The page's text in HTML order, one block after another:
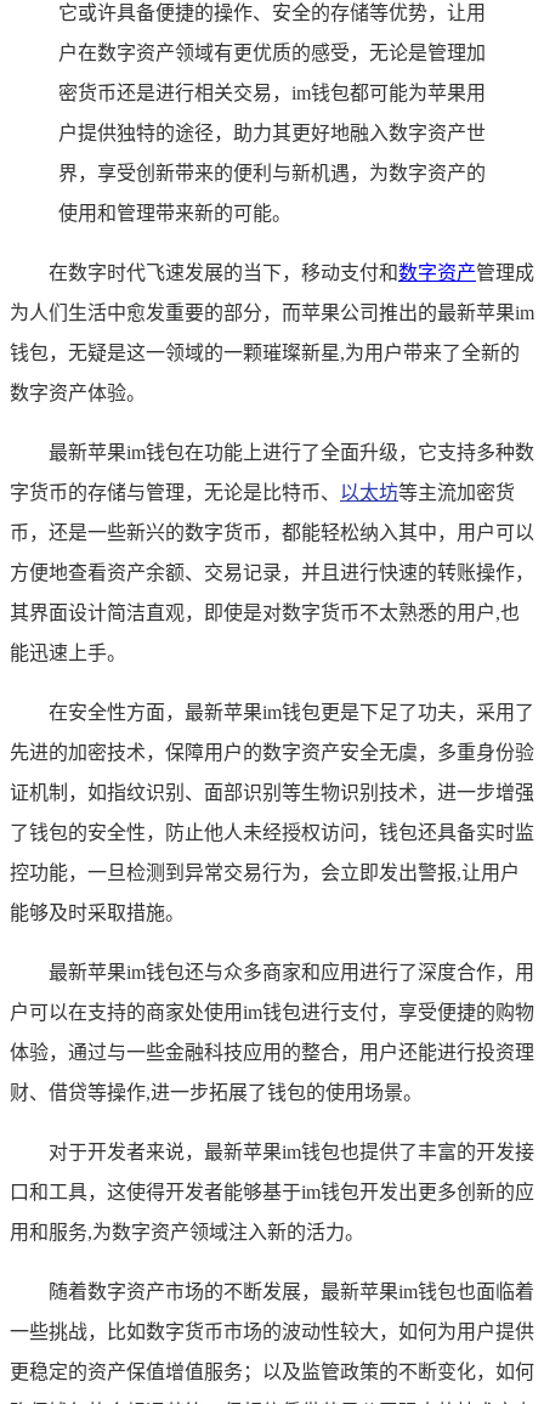
它或许具备便捷的操作、安全的存储等优势，让用
户在数字资产领域有更优质的感受，无论是管理加
密货币还是进行相关交易，im钱包都可能为苹果用
户提供独特的途径，助力其更好地融入数字资产世
界，享受创新带来的便利与新机遇，为数字资产的
使用和管理带来新的可能。
在数字时代飞速发展的当下，移动支付和数字资产管理成
为人们生活中愈发重要的部分，而苹果公司推出的最新苹果im
钱包，无疑是这一领域的一颗璀璨新星,为用户带来了全新的
数字资产体验。
最新苹果im钱包在功能上进行了全面升级，它支持多种数
字货币的存储与管理，无论是比特币、 以太坊等主流加密货
币，还是一些新兴的数字货币，都能轻松纳入其中，用户可以
方便地查看资产余额、交易记录，并且进行快速的转账操作，
其界面设计简洁直观，即使是对数字货币不太熟悉的用户,也
能迅速上手。
在安全性方面，最新苹果im钱包更是下足了功夫，采用了
先进的加密技术，保障用户的数字资产安全无虞，多重身份验
证机制，如指纹识别、面部识别等生物识别技术，进一步增强
了钱包的安全性，防止他人未经授权访问，钱包还具备实时监
控功能，一旦检测到异常交易行为，会立即发出警报,让用户
能够及时采取措施。
最新苹果im钱包还与众多商家和应用进行了深度合作，用
户可以在支持的商家处使用im钱包进行支付，享受便捷的购物
体验，通过与一些金融科技应用的整合，用户还能进行投资理
财、借贷等操作,进一步拓展了钱包的使用场景。
对于开发者来说，最新苹果im钱包也提供了丰富的开发接
口和工具，这使得开发者能够基于im钱包开发出更多创新的应
用和服务,为数字资产领域注入新的活力。
随着数字资产市场的不断发展，最新苹果im钱包也面临着
一些挑战，比如数字货币市场的波动性较大，如何为用户提供
更稳定的资产保值增值服务；以及监管政策的不断变化，如何